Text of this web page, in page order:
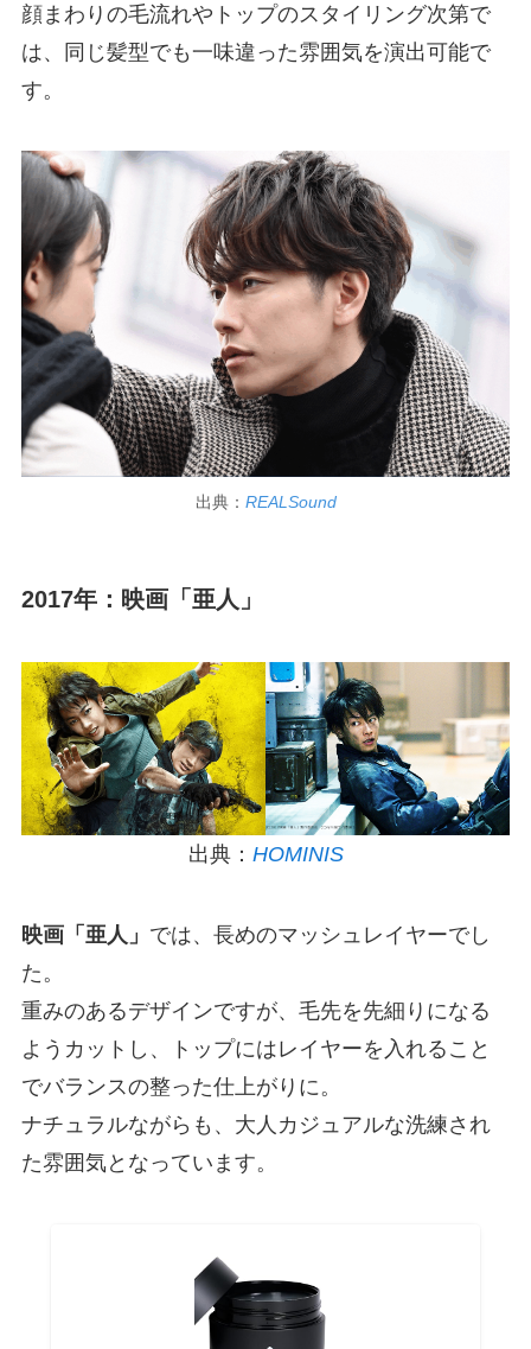
顔まわりの毛流れやトップのスタイリング次第で
は、同じ髪型でも一味違った雰囲気を演出可能で
す。
出典： REALSound
2017年：映画「亜人」
出典： HOMINIS
映画「亜人」 では、長めのマッシュレイヤーでし
た。
重みのあるデザインですが、毛先を先細りになる
ようカットし、トップにはレイヤーを入れること
でバランスの整った仕上がりに。
ナチュラルながらも、大人カジュアルな洗練され
た雰囲気となっています。